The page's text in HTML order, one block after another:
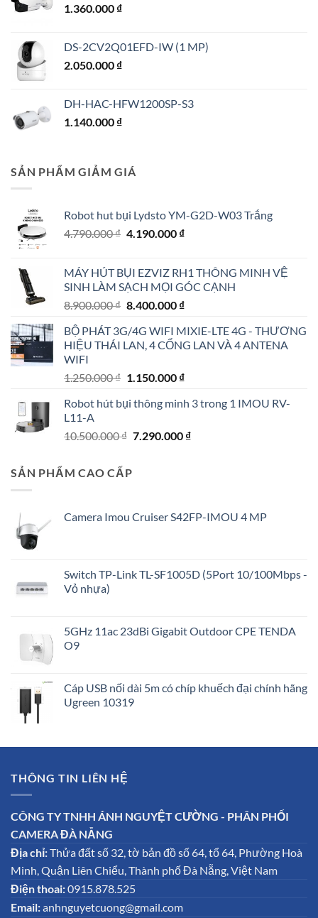
1.360.000 ₫
DS-2CV2Q01EFD-IW (1 MP)
2.050.000 ₫
DH-HAC-HFW1200SP-S3
1.140.000 ₫
SẢN PHẨM GIẢM GIÁ
Robot hut bụi Lydsto YM-G2D-W03 Trắng
4.790.000₫ Giá
4.790.000 ₫.
4.190.000 ₫Giá
là:
4.190.000 ₫.
MÁY HÚT BỤI EZVIZ RH1 THÔNG MINH VỆ
SINH LÀM SẠCH MỌI GÓC CẠNH
8.900.000₫ Giá
là:
8.900.000 ₫.
8.400.000 ₫Giá
tại
là:
BỘ PHÁT 3G/4G WIFI MIXIE-LTE 4G - THƯƠNG
HIỆU THÁI LAN, 4 CỔNG LAN VÀ 4 ANTENA
WIFI
1.250.000₫ Giá
là:
1.150.000 ₫Giá
tại
1.150.000 ₫.
Robot hút bụi thông minh 3 trong 1 IMOU RV-
L11-A
10.500.000₫ Giá
7.290.000 ₫Giá
SẢN PHẨM CAO CẤP
Camera Imou Cruiser S42FP-IMOU 4 MP
Switch TP-Link TL-SF1005D (5Port 10/100Mbps -
Vỏ nhựa)
5GHz 11ac 23dBi Gigabit Outdoor CPE TENDA
O9
Cáp USB nối dài 5m có chíp khuếch đại chính hãng
Ugreen 10319
THÔNG TIN LIÊN HỆ
CÔNG TY TNHH ÁNH NGUYỆT CƯỜNG - PHÂN PHỐI
CAMERA ĐÀ NẴNG
Địa chỉ:Thửa đất số 32, tờ bản đồ số 64, tổ 64, Phường Hoà
Minh, Quận Liên Chiểu, Thành phố Đà Nẵng, Việt Nam
Điện thoai:0915.878.525
Email:anhnguyetcuong@gmail.com